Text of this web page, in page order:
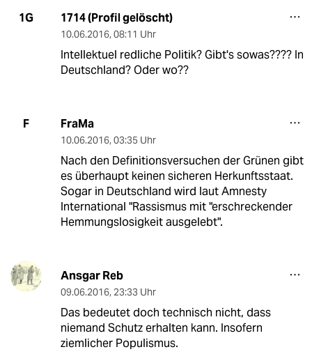
1G 1714 (Profil gelöscht)
10.06.2016, 08:11 Uhr
Intellektuel redliche Politik? Gibt's sowas???? In
Deutschland? Oder wo??
F FraMa
10.06.2016, 03:35 Uhr
Nach den Definitionsversuchen der Grünen gibt
es überhaupt keinen sicheren Herkunftsstaat.
Sogar in Deutschland wird laut Amnesty
International "Rassismus mit "erschreckender
Hemmungslosigkeit ausgelebt".
Ansgar Reb
09.06.2016, 23:33 Uhr
Das bedeutet doch technisch nicht, dass
niemand Schutz erhalten kann. Insofern
ziemlicher Populismus.